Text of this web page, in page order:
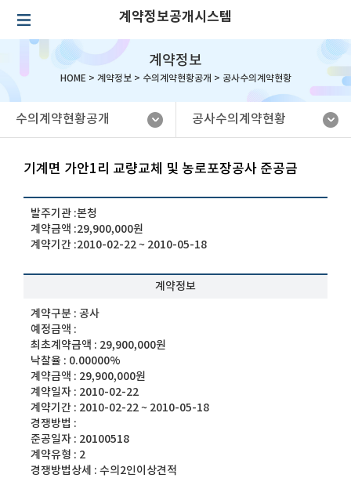
계약정보공개시스템
계약정보
HOME > 계약정보> 수의계약현황공개 > 공사수의계약현황
수의계약현황공개 공사수의계약현황
기계면 가안1리 교량교체 및 농로포장공사 준공금
발주기관 :본청
계약금액 :29,900,000원
계약기간 :2010-02-22 ~ 2010-05-18
계약정보
계약구분 :공사
예정금액 :
최초계약금액 : 29,900,000원
낙찰율 : 0.00000%
계약금액 : 29,900,000원
계약일자 : 2010-02-22
계약기간 : 2010-02-22 ~ 2010-05-18
경쟁방법 :
준공일자 : 20100518
계약유형 : 2
경쟁방법상세 :수의2인이상견적